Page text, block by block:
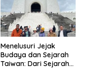
Menelusuri Jejak
Budaya dan Sejarah
Taiwan: Dari Sejarah